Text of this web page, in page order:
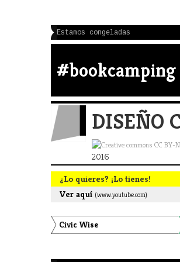
Estamos congeladas
#bookcamping
DISEÑO
2016
¿Lo quieres? ¡Lo tienes!
Ver aquí (www.youtube.com)
Civic Wise